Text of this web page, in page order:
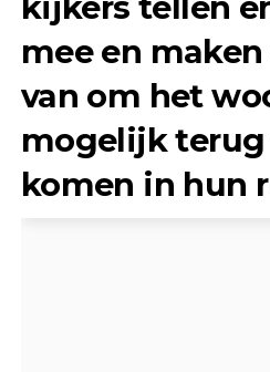
mee en
van om het
mogelijk
komen in hun